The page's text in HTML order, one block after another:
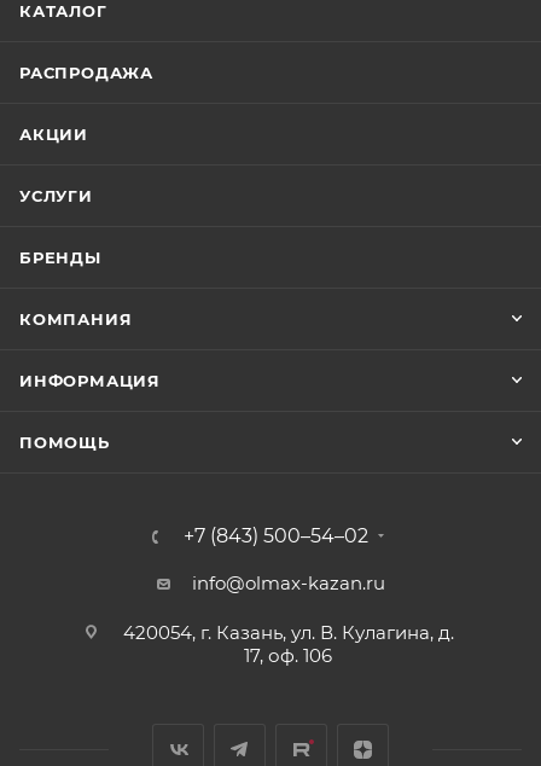
КАТАЛОГ
РАСПРОДАЖА
АКЦИИ
УСЛУГИ
БРЕНДЫ
КОМПАНИЯ
ИНФОРМАЦИЯ
ПОМОЩЬ
+7 (843) 500–54–02
info@olmax-kazan.ru
420054, г. Казань, ул. В. Кулагина, д.
17, оф. 106